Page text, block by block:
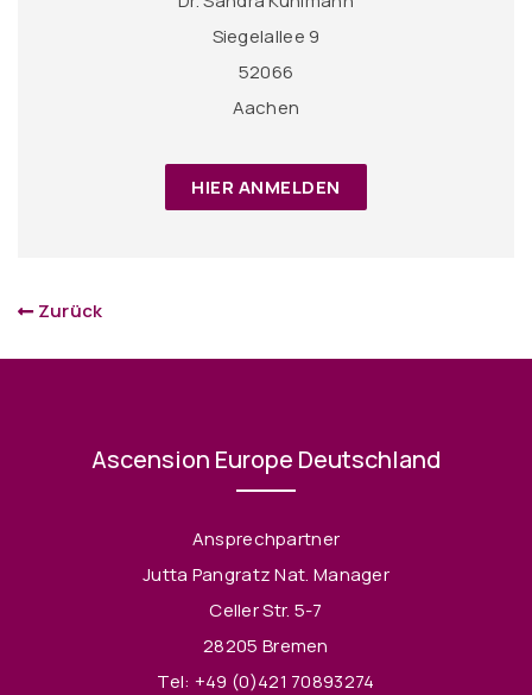
Siegelallee 9
52066
Aachen
HIER ANMELDEN
Zurück
Ascension Europe Deutschland
Ansprechpartner
Jutta Pangratz Nat. Manager
Celler Str. 5-7
28205 Bremen
Tel: +49 (0)421 70893274